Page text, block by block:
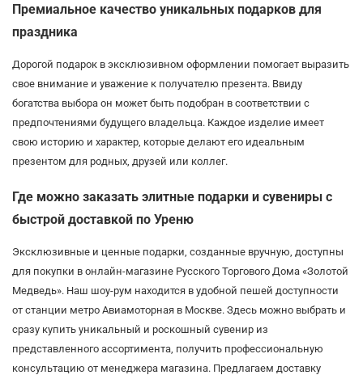
Премиальное качество уникальных подарков для
праздника
Дорогой подарок в эксклюзивном оформлении помогает выразить
свое внимание и уважение к получателю презента. Ввиду
богатства выбора он может быть подобран в соответствии с
предпочтениями будущего владельца. Каждое изделие имеет
свою историю и характер, которые делают его идеальным
презентом для родных, друзей или коллег.
Где можно заказать элитные подарки и сувениры с
быстрой доставкой по Уреню
Эксклюзивные и ценные подарки, созданные вручную, доступны
для покупки в онлайн-магазине Русского Торгового Дома «Золотой
Медведь». Наш шоу-рум находится в удобной пешей доступности
от станции метро Авиамоторная в Москве. Здесь можно выбрать и
сразу купить уникальный и роскошный сувенир из
представленного ассортимента, получить профессиональную
консультацию от менеджера магазина. Предлагаем доставку